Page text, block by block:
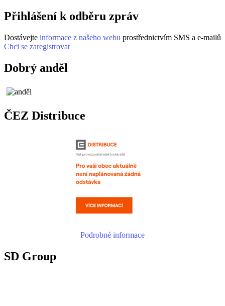
Přihlášení k odběru zpráv
Dostávejte informace z našeho webu prostřednictvím SMS a e-mailů
Chci se zaregistrovat
Dobrý anděl
ČEZ Distribuce
Podrobné informace
SD Group